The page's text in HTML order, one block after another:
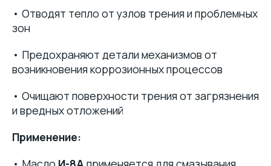
• Отводят тепло от узлов трения и проблемных
зон
• Предохраняют детали механизмов от
возникновения коррозионных процессов
• Очищают поверхности трения от загрязнения
и вредных отложений
Применение: